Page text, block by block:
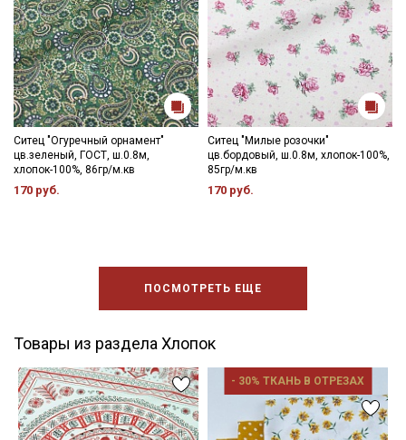
Ситец "Огуречный орнамент"
цв.зеленый, ГОСТ, ш.0.8м,
хлопок-100%, 86гр/м.кв
170 руб.
Ситец "Милые розочки"
цв.бордовый, ш.0.8м, хлопок-100%,
85гр/м.кв
170 руб.
ПОСМОТРЕТЬ ЕЩЕ
Товары из раздела Хлопок
- 30% ТКАНЬ В ОТРЕЗАХ